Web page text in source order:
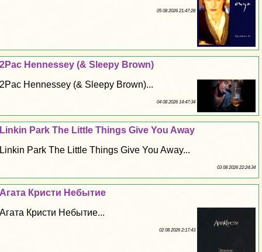
05 08 2026 21:47:28
2Pac Hennessey (& Sleepy Brown)
2Pac Hennessey (& Sleepy Brown)...
04 08 2026 14:47:34
Linkin Park The Little Things Give You Away
Linkin Park The Little Things Give You Away...
03 08 2026 22:24:34
Агата Кристи Небытие
Агата Кристи Небытие...
02 08 2026 2:17:43